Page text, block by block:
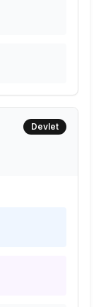
Devlet